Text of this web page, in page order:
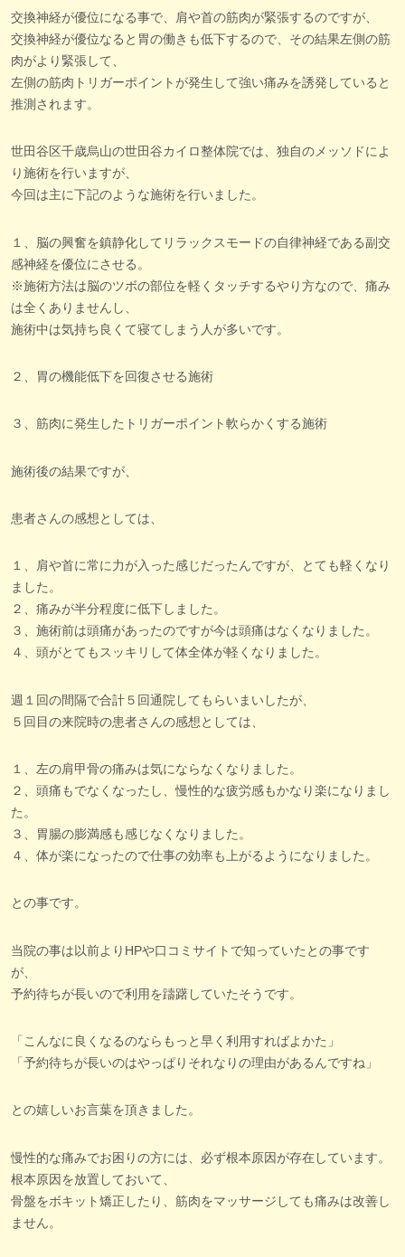
交換神経が優位になる事で、肩や首の筋肉が緊張するのですが、
交換神経が優位なると胃の働きも低下するので、その結果左側の筋
肉がより緊張して、
左側の筋肉トリガーポイントが発生して強い痛みを誘発していると
推測されます。
世田谷区千歳烏山の世田谷カイロ整体院では、独自のメッソドによ
り施術を行いますが、
今回は主に下記のような施術を行いました。
１、脳の興奮を鎮静化してリラックスモードの自律神経である副交
感神経を優位にさせる。
※施術方法は脳のツボの部位を軽くタッチするやり方なので、痛み
は全くありませんし、
施術中は気持ち良くて寝てしまう人が多いです。
２、胃の機能低下を回復させる施術
３、筋肉に発生したトリガーポイント軟らかくする施術
施術後の結果ですが、
患者さんの感想としては、
１、肩や首に常に力が入った感じだったんですが、とても軽くなり
ました。
２、痛みが半分程度に低下しました。
３、施術前は頭痛があったのですが今は頭痛はなくなりました。
４、頭がとてもスッキリして体全体が軽くなりました。
週１回の間隔で合計５回通院してもらいまいしたが、
５回目の来院時の患者さんの感想としては、
１、左の肩甲骨の痛みは気にならなくなりました。
２、頭痛もでなくなったし、慢性的な疲労感もかなり楽になりまし
た。
３、胃腸の膨満感も感じなくなりました。
４、体が楽になったので仕事の効率も上がるようになりました。
との事です。
当院の事は以前よりHPや口コミサイトで知っていたとの事です
が、
予約待ちが長いので利用を躊躇していたそうです。
「こんなに良くなるのならもっと早く利用すればよかた」
「予約待ちが長いのはやっぱりそれなりの理由があるんですね」
との嬉しいお言葉を頂きました。
慢性的な痛みでお困りの方には、必ず根本原因が存在しています。
根本原因を放置しておいて、
骨盤をボキット矯正したり、筋肉をマッサージしても痛みは改善し
ません。